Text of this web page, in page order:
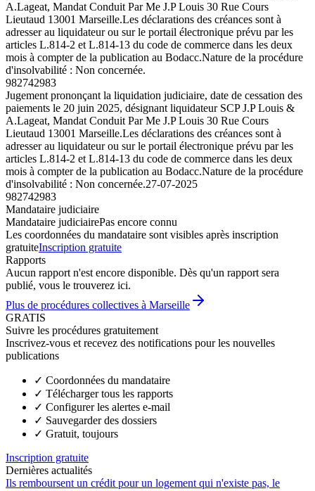
A.Lageat, Mandat Conduit Par Me J.P Louis 30 Rue Cours
Lieutaud 13001 Marseille.Les déclarations des créances sont à
adresser au liquidateur ou sur le portail électronique prévu par les
articles L.814-2 et L.814-13 du code de commerce dans les deux
mois à compter de la publication au Bodacc.Nature de la procédure
d'insolvabilité : Non concernée.
982742983
Jugement prononçant la liquidation judiciaire, date de cessation des
paiements le 20 juin 2025, désignant liquidateur SCP J.P Louis &
A.Lageat, Mandat Conduit Par Me J.P Louis 30 Rue Cours
Lieutaud 13001 Marseille.Les déclarations des créances sont à
adresser au liquidateur ou sur le portail électronique prévu par les
articles L.814-2 et L.814-13 du code de commerce dans les deux
mois à compter de la publication au Bodacc.Nature de la procédure
d'insolvabilité : Non concernée.27-07-2025
982742983
Mandataire judiciaire
Mandataire judiciairePas encore connu
Les coordonnées du mandataire sont visibles après inscription
gratuiteInscription gratuite
Rapports
Aucun rapport n'est encore disponible. Dès qu'un rapport sera
publié, vous le trouverez ici.
Plus de procédures collectives à Marseille
GRATIS
Suivre les procédures gratuitement
Inscrivez-vous et recevez des notifications pour les nouvelles
publications
✓ Coordonnées du mandataire
✓ Télécharger tous les rapports
✓ Configurer les alertes e-mail
✓ Sauvegarder des dossiers
✓ Gratuit, toujours
Inscription gratuite
Dernières actualités
Ils remboursent un crédit pour un logement qui n'existe pas, le